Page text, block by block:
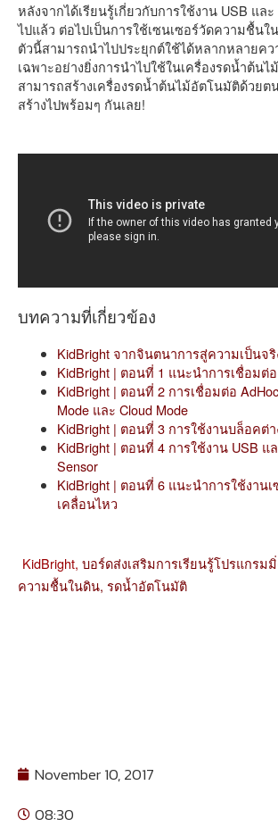
หลังจากได้เรียนรู้เกี่ยวกับการใช้งาน USB และ
ไปแล้ว ต่อไปเป็นการใช้เซนเซอร์วัดความชื้นใ
ตัวนี้สามารถนำไปประยุกต์ใช้ได้หลากหลายคว
เฉพาะอย่างยิ่งการนำไปใช้ในเครื่องรดน้ำต้น
สามารถสร้างเครื่องรดน้ำต้นไม้อัตโนมัติด้วยต
สร้างไปพร้อมๆ กันเลย!
บทความที่เกี่ยวข้อง
KidBright จากจินตนาการสู่ความเป็นจริ
KidBright | ตอนที่ 1 แนะนำการเชื่อมต่
KidBright | ตอนที่ 2 การเชื่อมต่อ
Mode และ Cloud Mode
KidBright | ตอนที่ 3 การใช้งานบล็อคต่า
KidBright | ตอนที่ 4 การใช้งาน USB แ
Sensor
KidBright | ตอนที่ 6 แนะนำการใช้งาน
เคลื่อนไหว
KidBright, บอร์ดส่งเสริมการเรียนรู้โปรแกรม
ความชื้นในดิน, รดน้ำอัตโนมัติ
November 10, 2017
08:30